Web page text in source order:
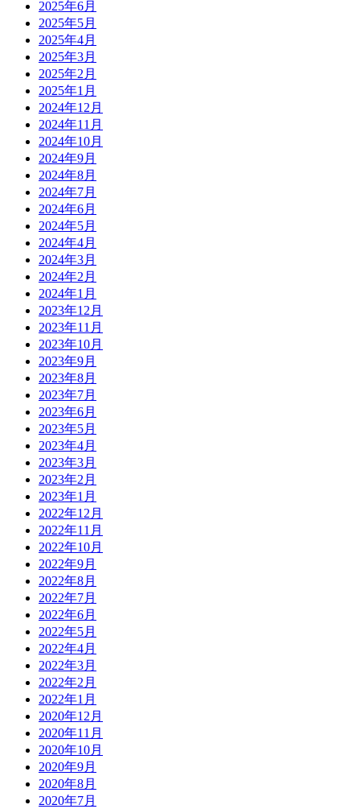
2025年6月
2025年5月
2025年4月
2025年3月
2025年2月
2025年1月
2024年12月
2024年11月
2024年10月
2024年9月
2024年8月
2024年7月
2024年6月
2024年5月
2024年4月
2024年3月
2024年2月
2024年1月
2023年12月
2023年11月
2023年10月
2023年9月
2023年8月
2023年7月
2023年6月
2023年5月
2023年4月
2023年3月
2023年2月
2023年1月
2022年12月
2022年11月
2022年10月
2022年9月
2022年8月
2022年7月
2022年6月
2022年5月
2022年4月
2022年3月
2022年2月
2022年1月
2020年12月
2020年11月
2020年10月
2020年9月
2020年8月
2020年7月